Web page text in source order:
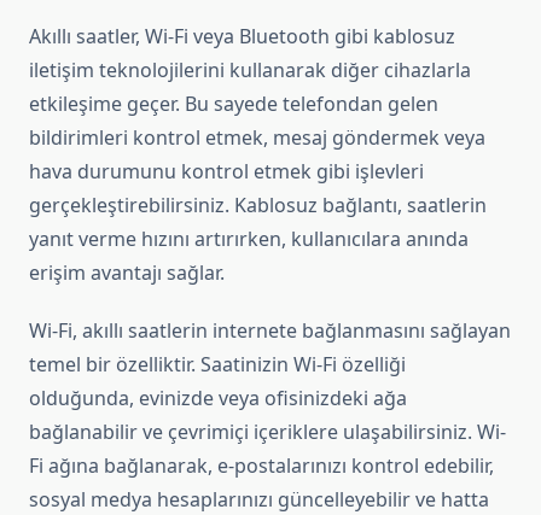
Akıllı saatler, Wi-Fi veya Bluetooth gibi kablosuz
iletişim teknolojilerini kullanarak diğer cihazlarla
etkileşime geçer. Bu sayede telefondan gelen
bildirimleri kontrol etmek, mesaj göndermek veya
hava durumunu kontrol etmek gibi işlevleri
gerçekleştirebilirsiniz. Kablosuz bağlantı, saatlerin
yanıt verme hızını artırırken, kullanıcılara anında
erişim avantajı sağlar.
Wi-Fi, akıllı saatlerin internete bağlanmasını sağlayan
temel bir özelliktir. Saatinizin Wi-Fi özelliği
olduğunda, evinizde veya ofisinizdeki ağa
bağlanabilir ve çevrimiçi içeriklere ulaşabilirsiniz. Wi-
Fi ağına bağlanarak, e-postalarınızı kontrol edebilir,
sosyal medya hesaplarınızı güncelleyebilir ve hatta